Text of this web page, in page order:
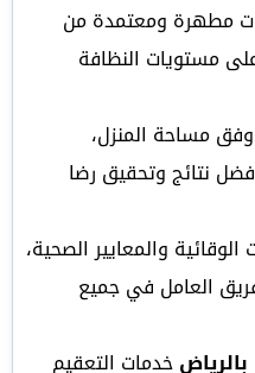
مطهرة ومعتمدة من
مستويات النظافة
مساحة المنزل،
نتائج وتحقيق رضا
الوقائية والمعايير الصحية،
العامل في جميع
خدمات التعقيم